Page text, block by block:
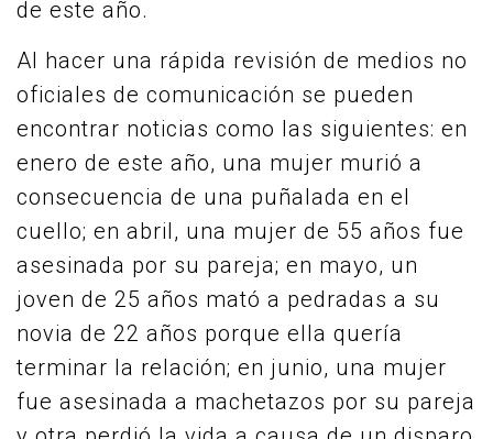
de este año.
Al hacer una rápida revisión de medios no
oficiales de comunicación se pueden
encontrar noticias como las siguientes: en
enero de este año, una mujer murió a
consecuencia de una puñalada en el
cuello; en abril, una mujer de 55 años fue
asesinada por su pareja; en mayo, un
joven de 25 años mató a pedradas a su
novia de 22 años porque ella quería
terminar la relación; en junio, una mujer
fue asesinada a machetazos por su pareja